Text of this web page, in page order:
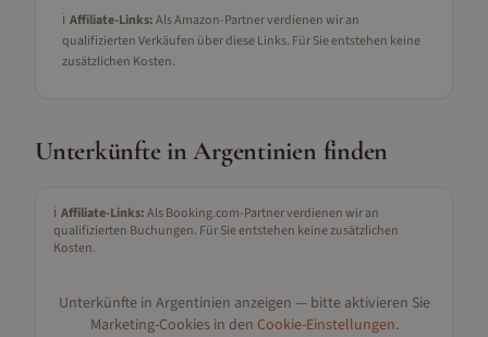
ℹ️ Affiliate-Links:Als Amazon-Partner verdienen wir an
qualifizierten Verkäufen über diese Links. Für Sie entstehen keine
zusätzlichen Kosten.
Unterkünfte inArgentinien finden
ℹ️ Affiliate-Links:Als Booking.com-Partner verdienen wir an
qualifizierten Buchungen. Für Sie entstehen keine zusätzlichen
Kosten.
Unterkünfte in Argentinien anzeigen — bitte aktivieren Sie
Marketing-Cookies in den Cookie-Einstellungen.